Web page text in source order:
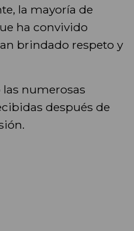
la mayoría de
ha convivido
brindado respeto y
numerosas
después de